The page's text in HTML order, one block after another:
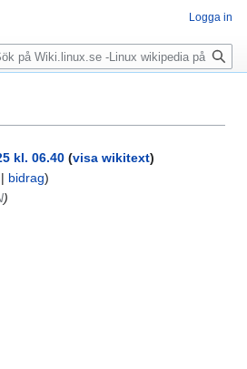
kl. 06.40 (visa wikitext)
| bidrag)
)
Logga in